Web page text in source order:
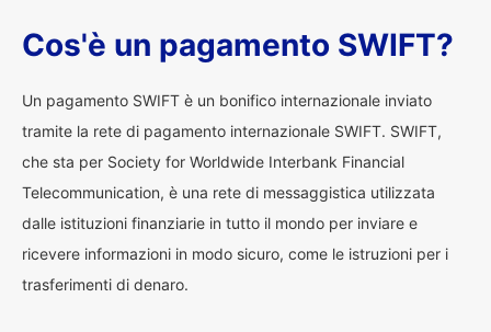
Cos'è un pagamento SWIFT?
Un pagamento SWIFT è un bonifico internazionale inviato
tramite la rete di pagamento internazionale SWIFT. SWIFT,
che sta per Society for Worldwide Interbank Financial
Telecommunication, è una rete di messaggistica utilizzata
dalle istituzioni finanziarie in tutto il mondo per inviare e
ricevere informazioni in modo sicuro, come le istruzioni per i
trasferimenti di denaro.